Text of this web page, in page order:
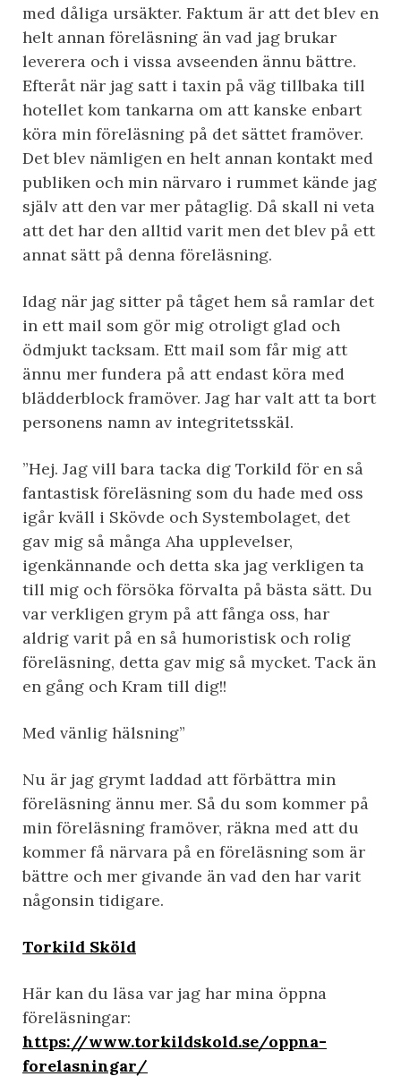
med dåliga ursäkter. Faktum är att det blev en
helt annan föreläsning än vad jag brukar
leverera och i vissa avseenden ännu bättre.
Efteråt när jag satt i taxin på väg tillbaka till
hotellet kom tankarna om att kanske enbart
köra min föreläsning på det sättet framöver.
Det blev nämligen en helt annan kontakt med
publiken och min närvaro i rummet kände jag
själv att den var mer påtaglig. Då skall ni veta
att det har den alltid varit men det blev på ett
annat sätt på denna föreläsning.
Idag när jag sitter på tåget hem så ramlar det
in ett mail som gör mig otroligt glad och
ödmjukt tacksam. Ett mail som får mig att
ännu mer fundera på att endast köra med
blädderblock framöver. Jag har valt att ta bort
personens namn av integritetsskäl.
”Hej. Jag vill bara tacka dig Torkild för en så
fantastisk föreläsning som du hade med oss
igår kväll i Skövde och Systembolaget, det
gav mig så många Aha upplevelser,
igenkännande och detta ska jag verkligen ta
till mig och försöka förvalta på bästa sätt. Du
var verkligen grym på att fånga oss, har
aldrig varit på en så humoristisk och rolig
föreläsning, detta gav mig så mycket. Tack än
en gång och Kram till dig!!
Med vänlig hälsning”
Nu är jag grymt laddad att förbättra min
föreläsning ännu mer. Så du som kommer på
min föreläsning framöver, räkna med att du
kommer få närvara på en föreläsning som är
bättre och mer givande än vad den har varit
någonsin tidigare.
Torkild Sköld
Här kan du läsa var jag har mina öppna
föreläsningar:
https://www.torkildskold.se/oppna-
forelasningar/